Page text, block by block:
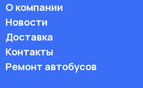
О компании
Новости
Доставка
Контакты
Ремонт автобусов